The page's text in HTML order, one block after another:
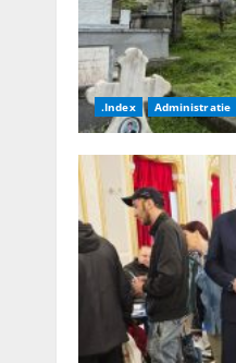
.Index Administratie